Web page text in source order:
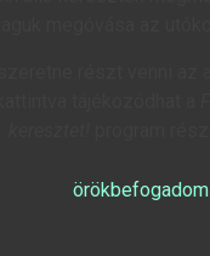
örökbefogadom